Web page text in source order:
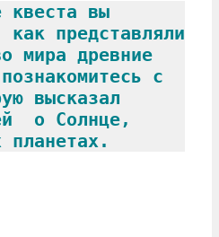
квеста вы
представляли
мира древние
с
высказал
о Солнце,
планетах.